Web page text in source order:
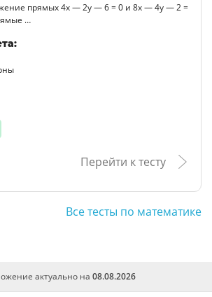
прямых 4x — 2y — 6 = 0 и 8x — 4y — 2 =
…
Перейти к тесту
Все тесты по математике
актуально на 08.08.2026